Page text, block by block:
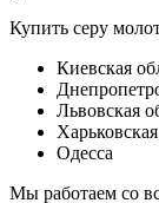
Купить серу
Киевская
Львовская
Одесса
Мы работаем со